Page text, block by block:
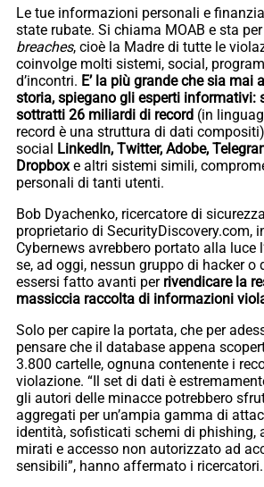
Le tue informazioni personali e
state rubate. Si chiama MOAB e sta per
breaches, cioè la Madre di tutte le
coinvolge molti sistemi, social,
d’incontri. E’ la più grande che sia mai
storia, spiegano gli esperti informativi:
sottratti 26 miliardi di record (in
record è una struttura di dati
social LinkedIn, Twitter, Adobe,
Dropboxe altri sistemi simili,
personali di tanti utenti.
Bob Dyachenko, ricercatore di
proprietario di SecurityDiscovery.com,
Cybernews avrebbero portato alla luce
se, ad oggi, nessun gruppo di hacker
essersi fatto avanti per rivendicare la
massiccia raccolta di informazioni
Solo per capire la portata, che per
pensare che il database appena
3.800 cartelle, ognuna contenente i
violazione. “Il set di dati è
gli autori delle minacce potrebbero
aggregati per un’ampia gamma di
identità, sofisticati schemi di phishing,
mirati e accesso non autorizzato ad
sensibili”, hanno affermato i ricercatori.